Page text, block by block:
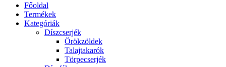
Főoldal
Termékek
Kategóriák
Díszcserjék
Örökzöldek
Talajtakarók
Törpecserjék